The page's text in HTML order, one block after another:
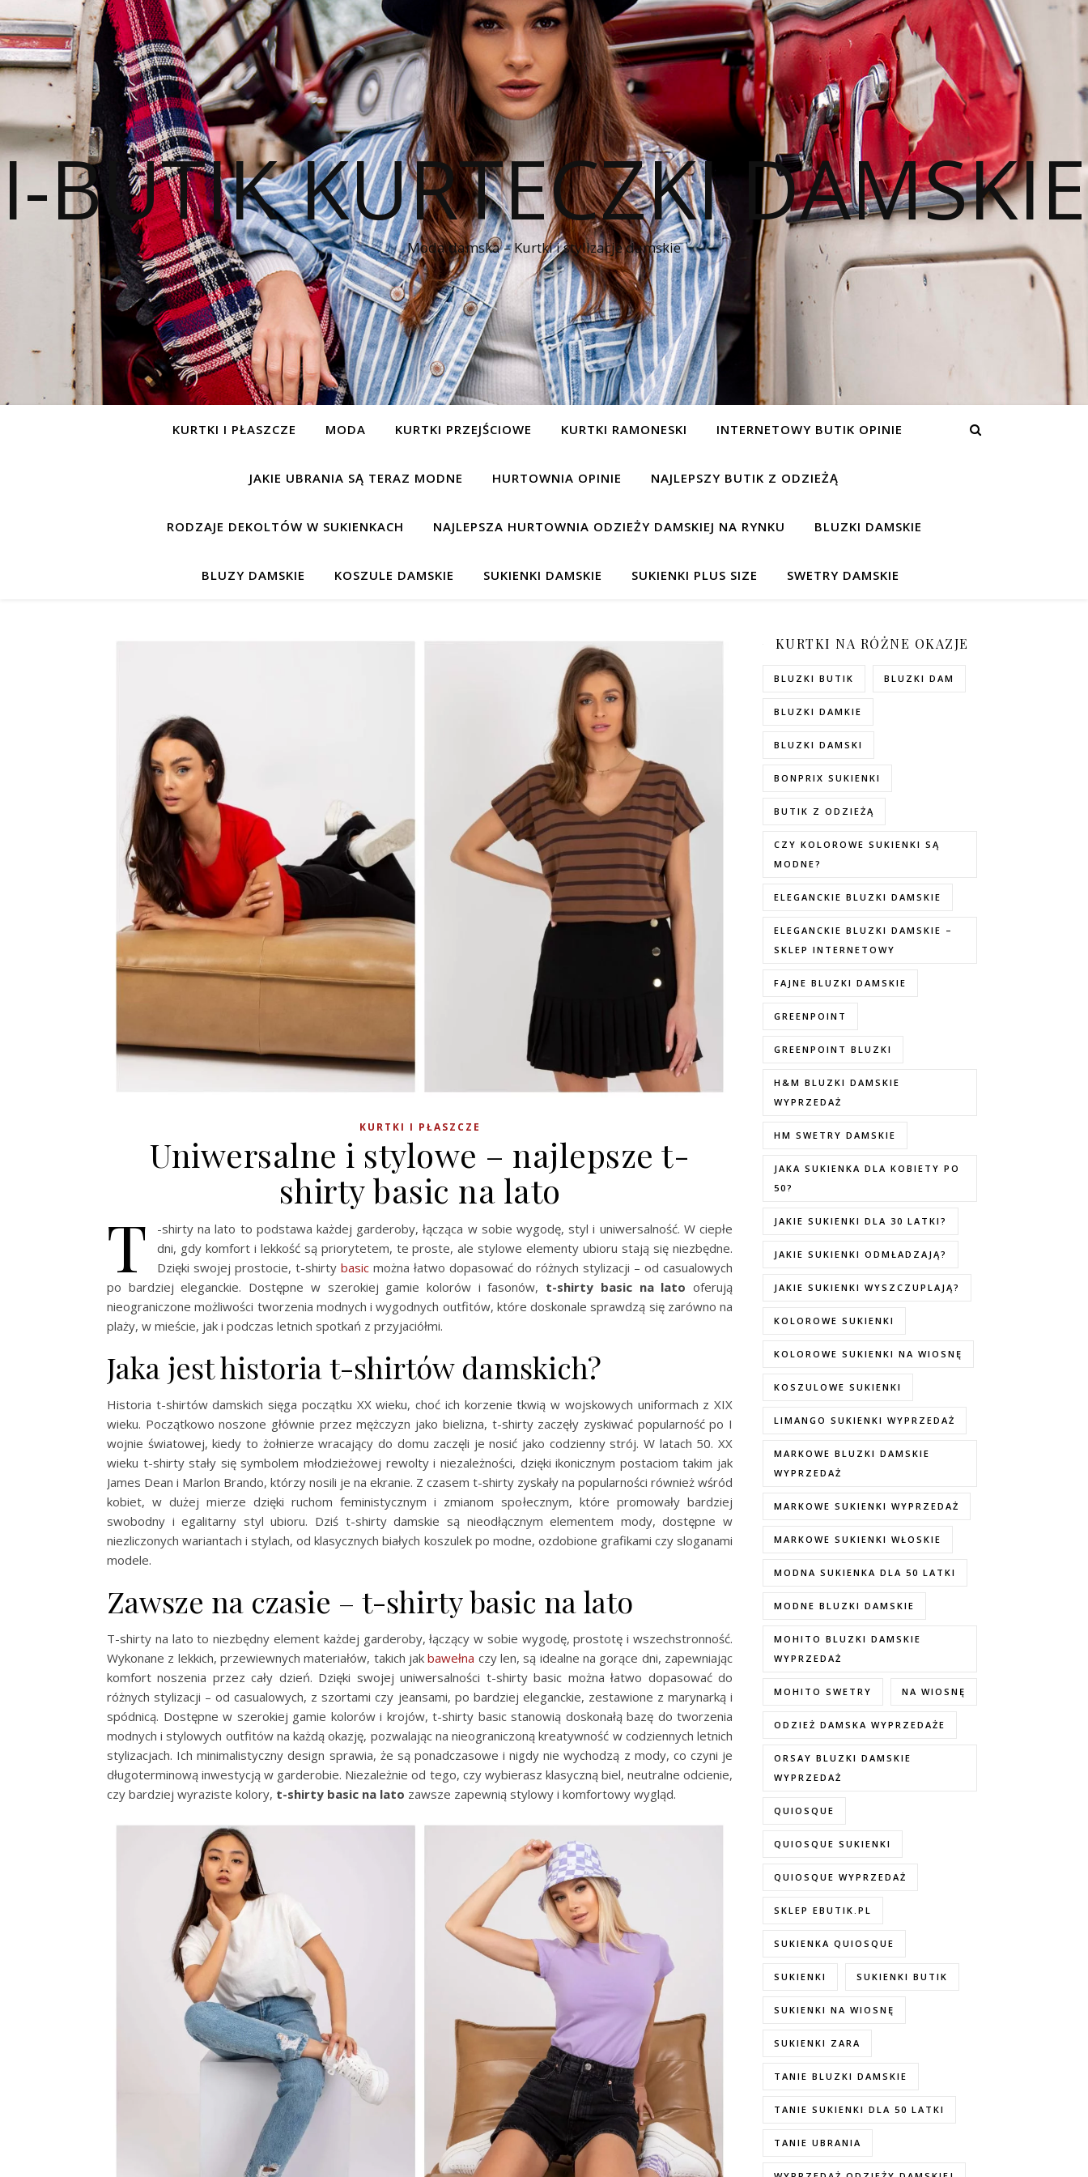
I-BUTIK KURTECZKI DAMSKIE
Moda damska – Kurtki i stylizacje damskie
KURTKI I PŁASZCZE MODA KURTKI PRZEJŚCIOWE KURTKI RAMONESKI INTERNETOWY BUTIK OPINIE
JAKIE UBRANIA SĄ TERAZ MODNE HURTOWNIA OPINIE NAJLEPSZY BUTIK Z ODZIEŻĄ
RODZAJE DEKOLTÓW W SUKIENKACH NAJLEPSZA HURTOWNIA ODZIEŻY DAMSKIEJ NA RYNKU BLUZKI DAMSKIE
BLUZY DAMSKIE KOSZULE DAMSKIE SUKIENKI DAMSKIE SUKIENKI PLUS SIZE SWETRY DAMSKIE
KURTKI I PŁASZCZE
Uniwersalne i stylowe – najlepsze t-
shirty basic na lato
T
-shirty na lato to podstawa każdej garderoby, łącząca w sobie wygodę, styl i uniwersalność. W ciepłe
dni, gdy komfort i lekkość są priorytetem, te proste, ale stylowe elementy ubioru stają się niezbędne.
Dzięki swojej prostocie, t-shirty basic można łatwo dopasować do różnych stylizacji – od casualowych
po bardziej eleganckie. Dostępne w szerokiej gamie kolorów i fasonów, t-shirty basic na lato oferują
nieograniczone możliwości tworzenia modnych i wygodnych outfitów, które doskonale sprawdzą się zarówno na
plaży, w mieście, jak i podczas letnich spotkań z przyjaciółmi.
Jaka jest historia t-shirtów damskich?
Historia t-shirtów damskich sięga początku XX wieku, choć ich korzenie tkwią w wojskowych uniformach z XIX
wieku. Początkowo noszone głównie przez mężczyzn jako bielizna, t-shirty zaczęły zyskiwać popularność po I
wojnie światowej, kiedy to żołnierze wracający do domu zaczęli je nosić jako codzienny strój. W latach 50. XX
wieku t-shirty stały się symbolem młodzieżowej rewolty i niezależności, dzięki ikonicznym postaciom takim jak
James Dean i Marlon Brando, którzy nosili je na ekranie. Z czasem t-shirty zyskały na popularności również wśród
kobiet, w dużej mierze dzięki ruchom feministycznym i zmianom społecznym, które promowały bardziej
swobodny i egalitarny styl ubioru. Dziś t-shirty damskie są nieodłącznym elementem mody, dostępne w
niezliczonych wariantach i stylach, od klasycznych białych koszulek po modne, ozdobione grafikami czy sloganami
modele.
Zawsze na czasie – t-shirty basic na lato
T-shirty na lato to niezbędny element każdej garderoby, łączący w sobie wygodę, prostotę i wszechstronność.
Wykonane z lekkich, przewiewnych materiałów, takich jakbawełna czy len, są idealne na gorące dni, zapewniając
komfort noszenia przez cały dzień. Dzięki swojej uniwersalności t-shirty basic można łatwo dopasować do
różnych stylizacji – od casualowych, z szortami czy jeansami, po bardziej eleganckie, zestawione z marynarką i
spódnicą. Dostępne w szerokiej gamie kolorów i krojów, t-shirty basic stanowią doskonałą bazę do tworzenia
modnych i stylowych outfitów na każdą okazję, pozwalając na nieograniczoną kreatywność w codziennych letnich
stylizacjach. Ich minimalistyczny design sprawia, że są ponadczasowe i nigdy nie wychodzą z mody, co czyni je
długoterminową inwestycją w garderobie. Niezależnie od tego, czy wybierasz klasyczną biel, neutralne odcienie,
czy bardziej wyraziste kolory, t-shirty basic na lato zawsze zapewnią stylowy i komfortowy wygląd.
KURTKI NA RÓŻNE OKAZJE
BLUZKI BUTIK BLUZKI DAM
BLUZKI DAMKIE
BLUZKI DAMSKI
BONPRIX SUKIENKI
BUTIK Z ODZIEŻĄ
CZY KOLOROWE SUKIENKI SĄ
MODNE?
ELEGANCKIE BLUZKI DAMSKIE
ELEGANCKIE BLUZKI DAMSKIE –
SKLEP INTERNETOWY
FAJNE BLUZKI DAMSKIE
GREENPOINT
GREENPOINT BLUZKI
H&M BLUZKI DAMSKIE
WYPRZEDAŻ
HM SWETRY DAMSKIE
JAKA SUKIENKA DLA KOBIETY PO
50?
JAKIE SUKIENKI DLA 30 LATKI?
JAKIE SUKIENKI ODMŁADZAJĄ?
JAKIE SUKIENKI WYSZCZUPLAJĄ?
KOLOROWE SUKIENKI
KOLOROWE SUKIENKI NA WIOSNĘ
KOSZULOWE SUKIENKI
LIMANGO SUKIENKI WYPRZEDAŻ
MARKOWE BLUZKI DAMSKIE
WYPRZEDAŻ
MARKOWE SUKIENKI WYPRZEDAŻ
MARKOWE SUKIENKI WŁOSKIE
MODNA SUKIENKA DLA 50 LATKI
MODNE BLUZKI DAMSKIE
MOHITO BLUZKI DAMSKIE
WYPRZEDAŻ
MOHITO SWETRY NA WIOSNĘ
ODZIEŻ DAMSKA WYPRZEDAŻE
ORSAY BLUZKI DAMSKIE
WYPRZEDAŻ
QUIOSQUE
QUIOSQUE SUKIENKI
QUIOSQUE WYPRZEDAŻ
SKLEP EBUTIK.PL
SUKIENKA QUIOSQUE
SUKIENKI SUKIENKI BUTIK
SUKIENKI NA WIOSNĘ
SUKIENKI ZARA
TANIE BLUZKI DAMSKIE
TANIE SUKIENKI DLA 50 LATKI
TANIE UBRANIA